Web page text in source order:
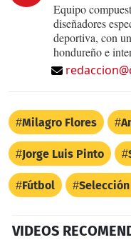
Equipo
diseñadores
deportiva, con
hondureño e
Milagro Flores
Jorge Luis Pinto
Fútbol
VIDEOS